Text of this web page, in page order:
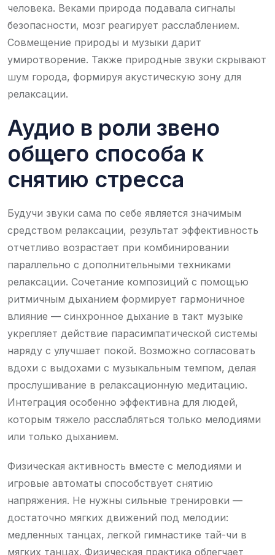
человека. Веками природа подавала сигналы
безопасности, мозг реагирует расслаблением.
Совмещение природы и музыки дарит
умиротворение. Также природные звуки скрывают
шум города, формируя акустическую зону для
релаксации.
Аудио в роли звено
общего способа к
снятию стресса
Будучи звуки сама по себе является значимым
средством релаксации, результат эффективность
отчетливо возрастает при комбинировании
параллельно с дополнительными техниками
релаксации. Сочетание композиций с помощью
ритмичным дыханием формирует гармоничное
влияние — синхронное дыхание в такт музыке
укрепляет действие парасимпатической системы
наряду с улучшает покой. Возможно согласовать
вдохи с выдохами с музыкальным темпом, делая
прослушивание в релаксационную медитацию.
Интеграция особенно эффективна для людей,
которым тяжело расслабляться только мелодиями
или только дыханием.
Физическая активность вместе с мелодиями и
игровые автоматы способствует снятию
напряжения. Не нужны сильные тренировки —
достаточно мягких движений под мелодии:
медленных танцах, легкой гимнастике тай-чи в
мягких танцах. Физическая практика облегчает